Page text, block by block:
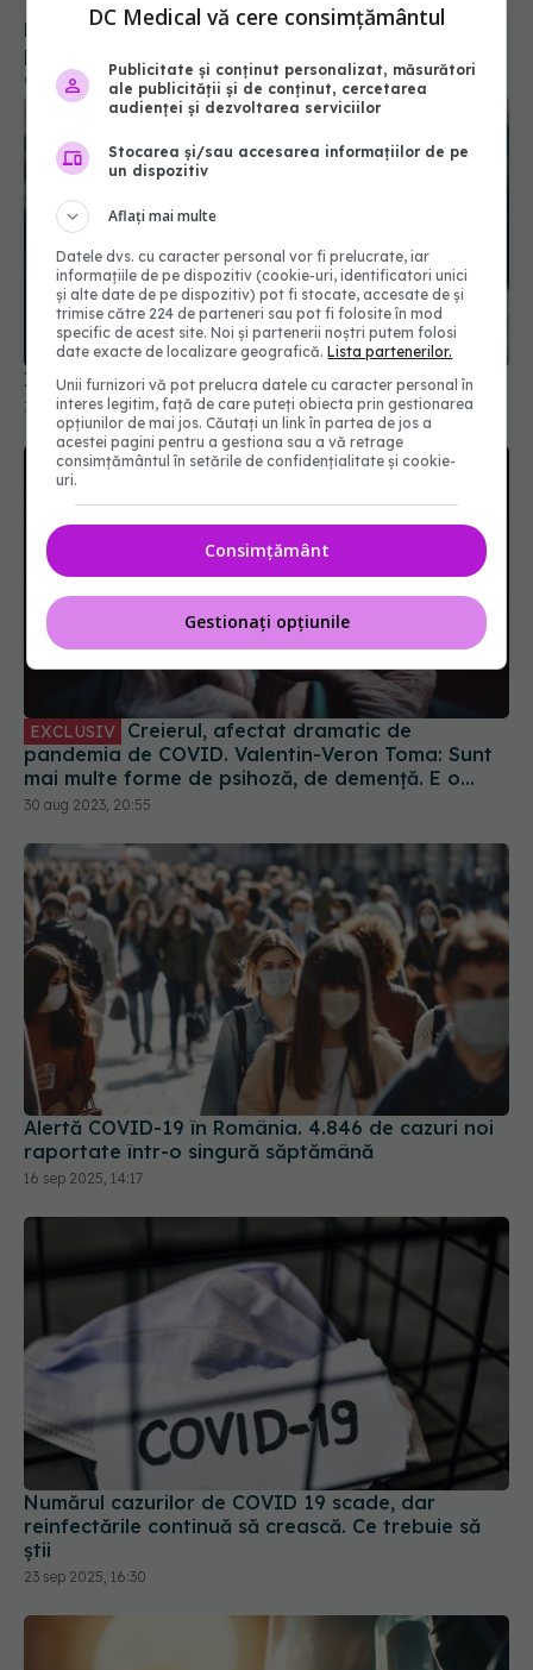
De ce copiii care răcesc mai des sunt mai
protejați de COVID-19. Explicațiile cercetătorilor
02 sep 2025, 09:54
XEC, noua variantă COVID. Se răspândește rapid
16 sep 2024, 08:42
EXCLUSIV
pandemia de COVID. Valentin-Veron Toma: Sunt
mai multe forme de psihoză, de demență. E o
accelerare a unor fenomene care păreau să fie
30 aug 2023, 20:55
Alertă COVID-19 în România. 4.846 de cazuri noi
raportate într-o singură săptămână
16 sep 2025, 14:17
Numărul cazurilor de COVID 19 scade, dar
reinfectările continuă să crească. Ce trebuie să
știi
23 sep 2025, 16:30
DC Medical vă cere consimțământul
Publicitate și conținut personalizat, măsurători
ale publicității și de conținut, cercetarea
audienței și dezvoltarea serviciilor
Stocarea și/sau accesarea informațiilor de pe
un dispozitiv
Aflați mai multe
Datele dvs. cu caracter personal vor fi prelucrate, iar
informațiile de pe dispozitiv (cookie-uri, identificatori unici
și alte date de pe dispozitiv) pot fi stocate, accesate de și
trimise către 224 de parteneri sau pot fi folosite în mod
specific de acest site. Noi și partenerii noștri putem folosi
date exacte de localizare geografică.Lista partenerilor.
Unii furnizori vă pot prelucra datele cu caracter personal în
interes legitim, față de care puteți obiecta prin gestionarea
opțiunilor de mai jos. Căutați un link în partea de jos a
acestei pagini pentru a gestiona sau a vă retrage
consimțământul în setările de confidențialitate și cookie-
uri.
Consimțământ
Gestionați opțiunile